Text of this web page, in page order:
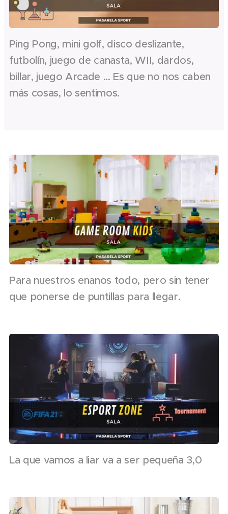
Ping Pong, mini golf, disco deslizante,
futbolín, juego de canasta, WII, dardos,
billar, juego Arcade ... Es que no nos caben
más cosas, lo sentimos.
Para nuestros enanos todo, pero sin tener
que ponerse de puntillas para llegar.
La que vamos a liar va a ser pequeña 3,0